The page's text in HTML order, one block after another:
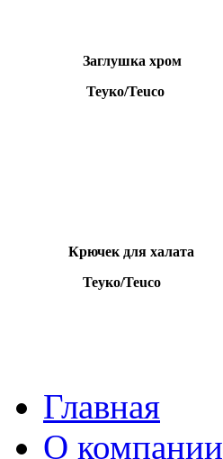
Заглушка хром
Теуко/Teuco
Крючек для халата
Теуко/Teuco
Главная
О компании